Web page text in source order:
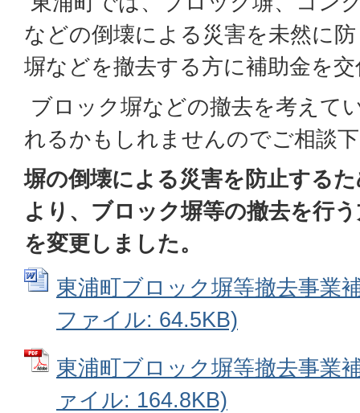
などの倒壊による災害を未然に
塀などを撤去する方に補助金を
ブロック塀などの撤去を考えて
れるかもしれませんのでご相談
塀の倒壊による災害を防止する
より、ブロック塀等の撤去を行
を変更しました。
東浦町ブロック塀等撤去事業
ファイル: 64.5KB)
東浦町ブロック塀等撤去事業
ァイル: 164.8KB)